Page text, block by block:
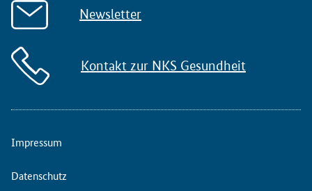
Newsletter
Kontakt zur NKS Gesundheit
Impressum
Datenschutz